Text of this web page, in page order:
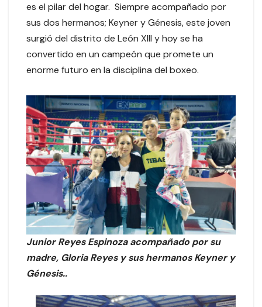
es el pilar del hogar. Siempre acompañado por
sus dos hermanos; Keyner y Génesis, este joven
surgió del distrito de León XIII y hoy se ha
convertido en un campeón que promete un
enorme futuro en la disciplina del boxeo.
Junior Reyes Espinoza acompañado por su
madre, Gloria Reyes y sus hermanos Keyner y
Génesis..